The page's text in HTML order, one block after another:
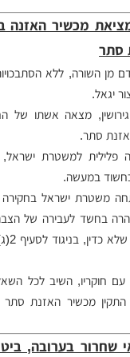
מכשיר האזנה
סתר
מן השורה, ללא
יגאל.
מצאה אשתו של
סתר.
פלילית למשטרת
במעשה.
משטרת ישראל בחקירה
בחשד לעבירה של
חוקריו, השיב לכל
התקין מכשיר האזנת
שחרור בערובה,